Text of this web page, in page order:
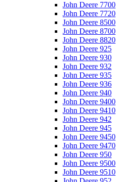
John Deere 7700
John Deere 7720
John Deere 8500
John Deere 8700
John Deere 8820
John Deere 925
John Deere 930
John Deere 932
John Deere 935
John Deere 936
John Deere 940
John Deere 9400
John Deere 9410
John Deere 942
John Deere 945
John Deere 9450
John Deere 9470
John Deere 950
John Deere 9500
John Deere 9510